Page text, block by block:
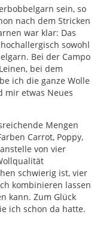
sein, so
nach dem Stricken
war klar: Das
sowohl
Bei der Campo
bei dem
ich die ganze Wolle
mir etwas Neues
Mengen
Carrot, Poppy,
von vier
schwierig ist, vier
kombinieren lassen
kann. Zum Glück
ich schon da hatte.